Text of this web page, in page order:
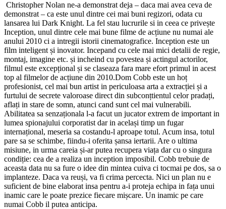
Christopher Nolan ne-a demonstrat deja – daca mai avea ceva de
demonstrat – ca este unul dintre cei mai buni regizori, odata cu
lansarea lui Dark Knight. La fel stau lucrurile si in ceea ce privește
Inception, unul dintre cele mai bune filme de acțiune nu numai ale
anului 2010 ci a intregii istorii cinematografice. Inception este un
film inteligent și inovator. Incepand cu cele mai mici detalii de regie,
montaj, imagine etc. și incheind cu povestea și actingul actorilor,
filmul este excepțional și se claseaza fara mare efort primul in acest
top al filmelor de acțiune din 2010.Dom Cobb este un hoț
profesionist, cel mai bun artist in periculoasa arta a extracției și a
furtului de secrete valoroase direct din subconțtientul celor pradați,
aflați in stare de somn, atunci cand sunt cel mai vulnerabili.
Abilitatea sa senzaționala l-a facut un jucator extrem de important in
lumea spionajului corporatist dar in același timp un fugar
internațional, meseria sa costandu-l aproape totul. Acum insa, totul
pare sa se schimbe, fiindu-i oferita șansa iertarii. Are o ultima
misiune, in urma careia și-ar putea recupera viața dar cu o singura
condiție: cea de a realiza un inception imposibil. Cobb trebuie de
aceasta data nu sa fure o idee din mintea cuiva ci tocmai pe dos, sa o
implanteze. Daca va reuși, va fi crima percecta. Nici un plan nu e
suficient de bine elaborat insa pentru a-i proteja echipa in fața unui
inamic care le poate prezice fiecare mișcare. Un inamic pe care
numai Cobb il putea anticipa.